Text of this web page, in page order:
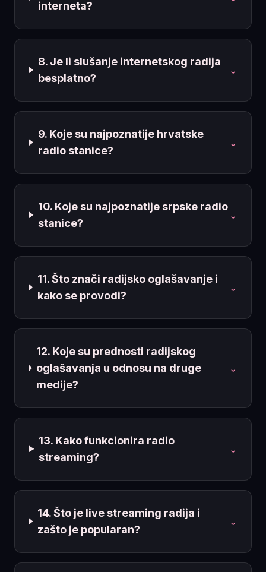
interneta?
8. Je li slušanje internetskog radija
besplatno?
⌄
9. Koje su najpoznatije hrvatske
radio stanice?
⌄
10. Koje su najpoznatije srpske radio
stanice?
⌄
11. Što znači radijsko oglašavanje i
kako se provodi?
⌄
12. Koje su prednosti radijskog
oglašavanja u odnosu na druge
medije?
⌄
13. Kako funkcionira radio
streaming?
⌄
14. Što je live streaming radija i
zašto je popularan?
⌄